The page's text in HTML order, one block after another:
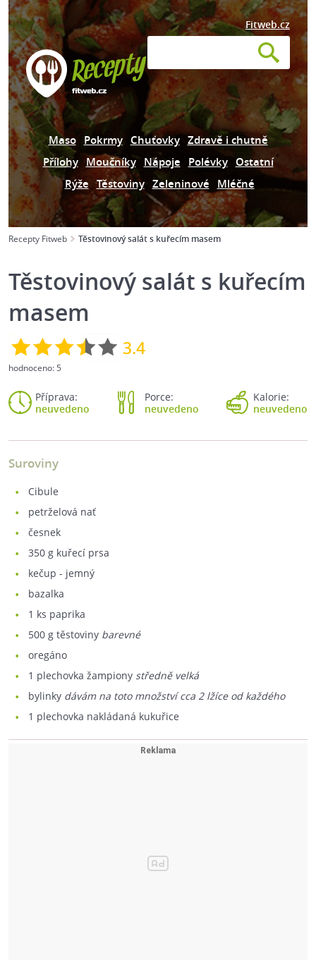
Fitweb.cz
Maso Pokrmy Chuťovky Zdravě i chutně
Přílohy Moučníky Nápoje Polévky Ostatní
Rýže Těstoviny Zeleninové Mléčné
Recepty Fitweb Těstovinový salát s kuřecím masem
Těstovinový salát s kuřecím
masem
3.4
hodnoceno:5
Příprava:
neuvedeno
Porce:
neuvedeno
Kalorie:
neuvedeno
Suroviny
cibule
petrželová nať
česnek
350 g kuřecí prsa
kečup - jemný
bazalka
1 ks paprika
500 g těstoviny barevné
oregáno
1 plechovka žampiony středně velká
bylinky dávám na toto množství cca 2 lžíce od každého
1 plechovka nakládaná kukuřice